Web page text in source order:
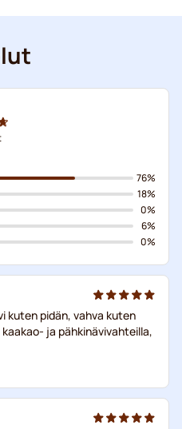
76%
18%
0%
6%
0%
kuten pidän, vahva kuten
ja pähkinävivahteilla,